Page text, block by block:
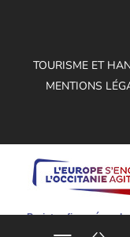
TOURISME ET
MENTIONS
Projet cofinancé par le